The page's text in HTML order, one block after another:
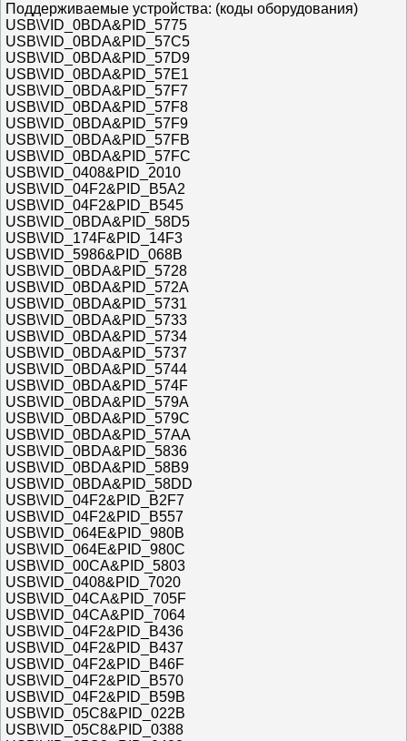
Поддерживаемые устройства: (коды оборудования)
USB\VID_0BDA&PID_5775
USB\VID_0BDA&PID_57C5
USB\VID_0BDA&PID_57D9
USB\VID_0BDA&PID_57E1
USB\VID_0BDA&PID_57F7
USB\VID_0BDA&PID_57F8
USB\VID_0BDA&PID_57F9
USB\VID_0BDA&PID_57FB
USB\VID_0BDA&PID_57FC
USB\VID_0408&PID_2010
USB\VID_04F2&PID_B5A2
USB\VID_04F2&PID_B545
USB\VID_0BDA&PID_58D5
USB\VID_174F&PID_14F3
USB\VID_5986&PID_068B
USB\VID_0BDA&PID_5728
USB\VID_0BDA&PID_572A
USB\VID_0BDA&PID_5731
USB\VID_0BDA&PID_5733
USB\VID_0BDA&PID_5734
USB\VID_0BDA&PID_5737
USB\VID_0BDA&PID_5744
USB\VID_0BDA&PID_574F
USB\VID_0BDA&PID_579A
USB\VID_0BDA&PID_579C
USB\VID_0BDA&PID_57AA
USB\VID_0BDA&PID_5836
USB\VID_0BDA&PID_58B9
USB\VID_0BDA&PID_58DD
USB\VID_04F2&PID_B2F7
USB\VID_04F2&PID_B557
USB\VID_064E&PID_980B
USB\VID_064E&PID_980C
USB\VID_00CA&PID_5803
USB\VID_0408&PID_7020
USB\VID_04CA&PID_705F
USB\VID_04CA&PID_7064
USB\VID_04F2&PID_B436
USB\VID_04F2&PID_B437
USB\VID_04F2&PID_B46F
USB\VID_04F2&PID_B570
USB\VID_04F2&PID_B59B
USB\VID_05C8&PID_022B
USB\VID_05C8&PID_0388